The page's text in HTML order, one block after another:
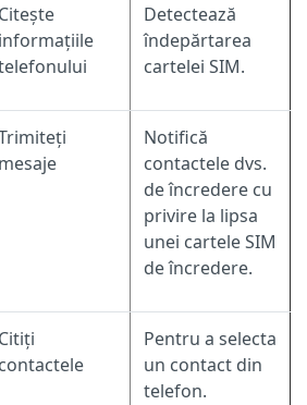
Citește
informațiile
Detectează
îndepărtarea
cartelei SIM.
mesaje
Notifică
contactele dvs.
de încredere cu
privire la lipsa
unei cartele SIM
de încredere.
Citiți
contactele
Pentru a selecta
un contact din
telefon.